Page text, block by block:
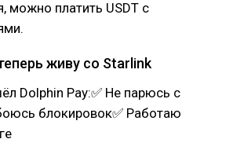
можно платить USDT с
живу со Starlink
Dolphin Pay:✅ Не парюсь с
блокировок✅ Работаю